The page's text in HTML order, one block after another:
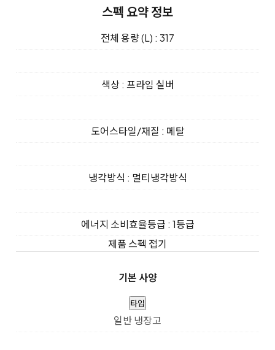
스펙 요약 정보
전체 용량 (L) : 317
색상 : 프라임 실버
도어스타일/재질 : 메탈
냉각방식 : 멀티냉각방식
에너지 소비효율등급 : 1등급
제품 스펙 접기
기본 사양
타입
일반 냉장고